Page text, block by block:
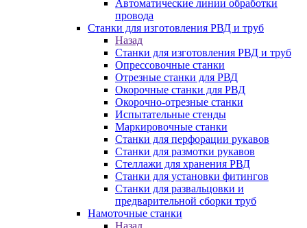
Автоматические линии обработки
провода
Станки для изготовления РВД и труб
Назад
Станки для изготовления РВД и труб
Опрессовочные станки
Отрезные станки для РВД
Окорочные станки для РВД
Окорочно-отрезные станки
Испытательные стенды
Маркировочные станки
Станки для перфорации рукавов
Станки для размотки рукавов
Стеллажи для хранения РВД
Станки для установки фитингов
Станки для развальцовки и
предварительной сборки труб
Намоточные станки
Назад